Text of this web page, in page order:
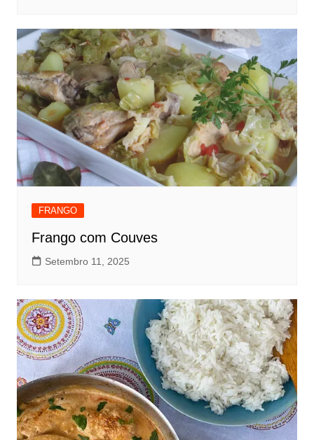
FRANGO
Frango com Couves
Setembro 11, 2025